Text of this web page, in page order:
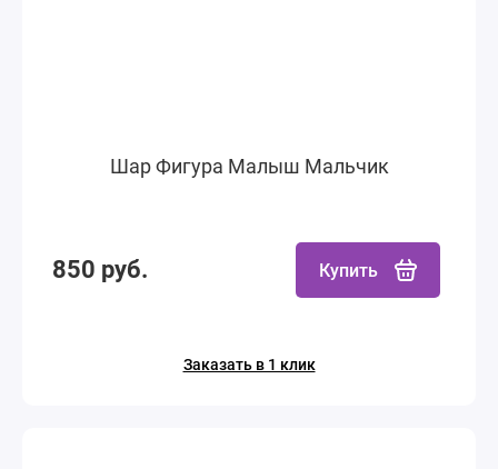
Шар Фигура Малыш Мальчик
850 руб. Купить
Заказать в 1 клик